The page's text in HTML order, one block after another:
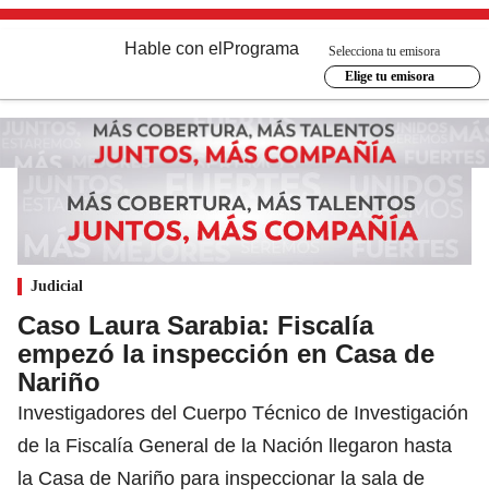
Hable con el Programa
Selecciona tu emisora
Elige tu emisora
Judicial
Caso Laura Sarabia: Fiscalía
empezó la inspección en Casa de
Nariño
Investigadores del Cuerpo Técnico de Investigación
de la Fiscalía General de la Nación llegaron hasta
la Casa de Nariño para inspeccionar la sala de